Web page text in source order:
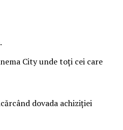
City unde toți cei care
dovada achiziției